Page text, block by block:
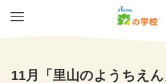
11月「里山のようちえ